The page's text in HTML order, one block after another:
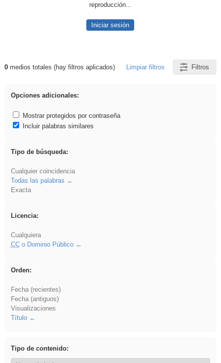
reproducción...
Iniciar sesión
Resultados de: Experiencias
0medios totales (hay filtros aplicados) Limpiar filtros Filtros
Opciones adicionales:
Mostrar protegidos por contraseña
Incluir palabras similares
Tipo de búsqueda:
Cualquier coincidencia
Todas las palabras
Exacta
Licencia:
Cualquiera
CCo Dominio Público
Orden:
Fecha (recientes)
Fecha (antiguos)
Visualizaciones
Título
Tipo de contenido: